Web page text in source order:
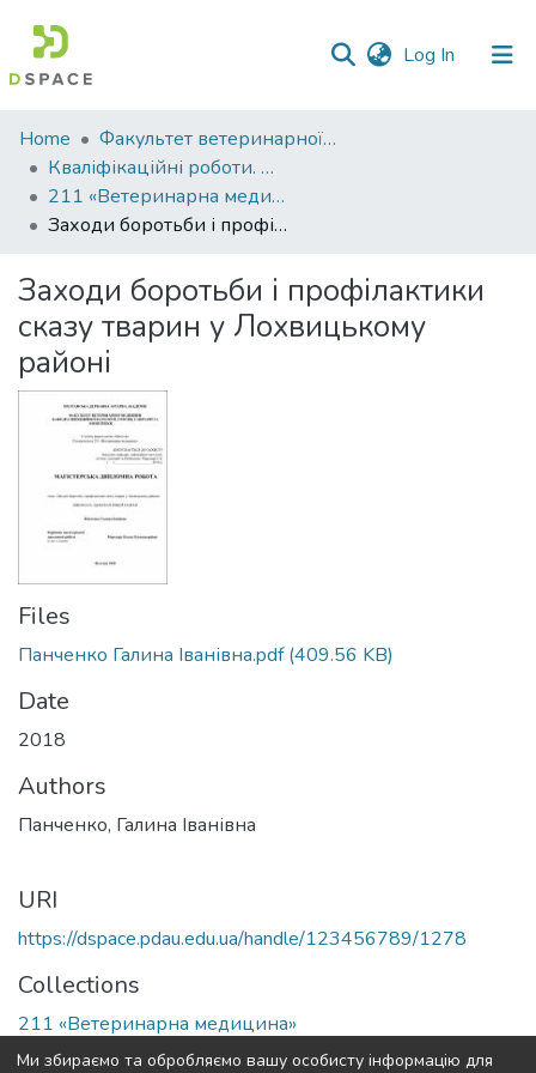
Log In (current)
Communities
&
Collections
All of DSpace
Statistics
Home
Факультет ветеринарної медицини
Кваліфікаційні роботи. Факультет ветеринарної медицини
211 «Ветеринарна медицина»
Заходи боротьби і профілактики сказу тварин у Лохвицькому районі
Заходи боротьби і профілактики
сказу тварин у Лохвицькому
районі
Files
Панченко Галина Іванівна.pdf(409.56 KB)
Date
2018
Authors
Панченко, Галина Іванівна
URI
https://dspace.pdau.edu.ua/handle/123456789/1278
Collections
211 «Ветеринарна медицина»
Ми збираємо та обробляємо вашу особисту інформацію для